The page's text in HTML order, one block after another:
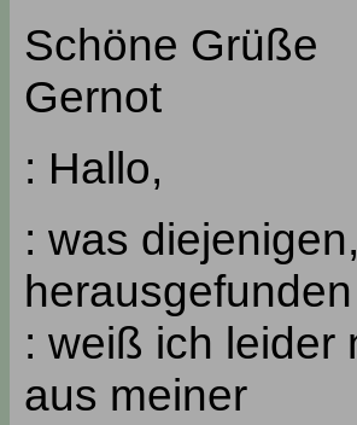
Schöne Grüße
Gernot
: Hallo,
: was
: weiß ich leider
aus meiner